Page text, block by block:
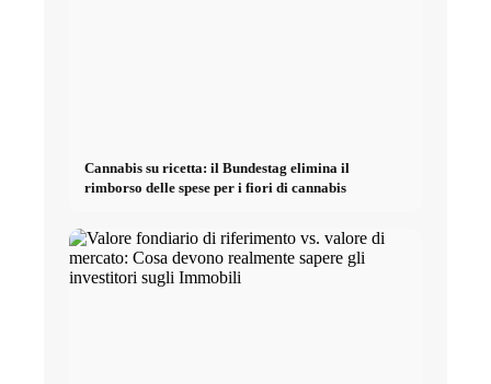
Cannabis su ricetta: il Bundestag elimina il
rimborso delle spese per i fiori di cannabis